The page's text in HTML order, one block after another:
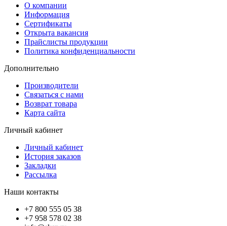
О компании
Информация
Сертификаты
Открыта вакансия
Прайслисты продукции
Политика конфиденциальности
Дополнительно
Производители
Связаться с нами
Возврат товара
Карта сайта
Личный кабинет
Личный кабинет
История заказов
Закладки
Рассылка
Наши контакты
+7 800 555 05 38
+7 958 578 02 38